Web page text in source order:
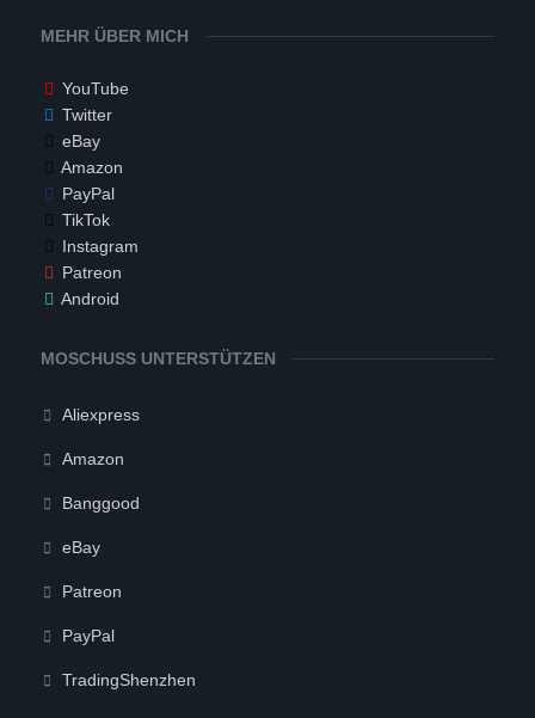
MEHR ÜBER MICH
YouTube
Twitter
eBay
Amazon
PayPal
TikTok
Instagram
Patreon
Android
MOSCHUSS UNTERSTÜTZEN
Aliexpress
Amazon
Banggood
eBay
Patreon
PayPal
TradingShenzhen